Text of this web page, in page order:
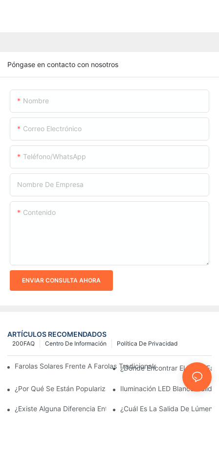
Póngase en contacto con nosotros
Nombre
Correo Electrónico
Teléfono/WhatsApp
Nombre De Empresa
Contenido
ENVIAR CONSULTA AHORA
ARTÍCULOS RECOMENDADOS
Política De Privacidad
Centro De Información
200FAQ
Farolas Solares Frente A Farolas Tradicionales: Coste, Retorno
¿Dónde Encontrar El Mejor
¿Por Qué Se Están Popularizando Las Farolas Solares?
Iluminación LED Blanco Cálido
¿Existe Alguna Diferencia Entre Las Luces Del Área De
¿Cuál Es La Salida De